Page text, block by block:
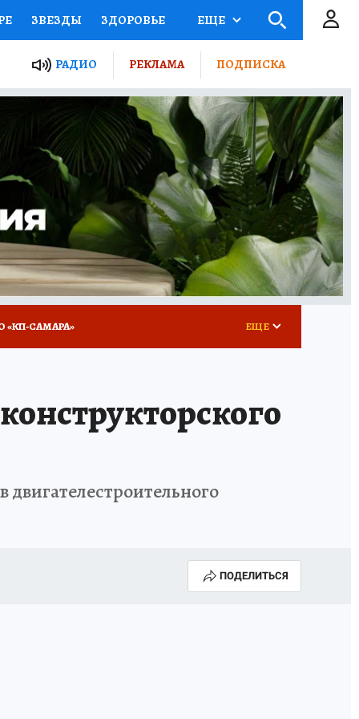
ЗВЕЗДЫ ЗДОРОВЬЕ
ПРОЕКТЫ РОССИИ
ПУТЕВОДИТЕЛЬ
ТУРИЗМ
ВСЕ О КП РАДИО КП
ЕЩЕ
РАДИО РЕКЛАМА ПОДПИСКА
«КП-САМАРА»
ДЕНЬ ПОБЕДЫ В САМАРЕ 2025
ЕЩЕ
ПОДЕЛИТЬСЯ